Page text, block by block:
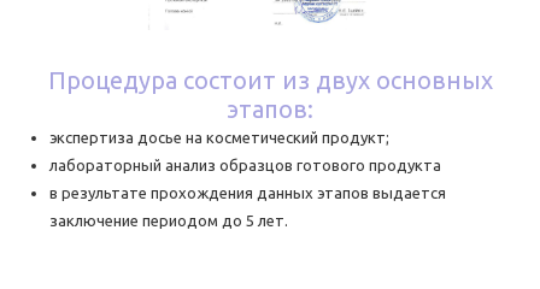
Процедура состоит из двух основных
этапов:
экспертиза досье на косметический продукт;
лабораторный анализ образцов готового продукта
в результате прохождения данных этапов выдается
заключение периодом до 5 лет.